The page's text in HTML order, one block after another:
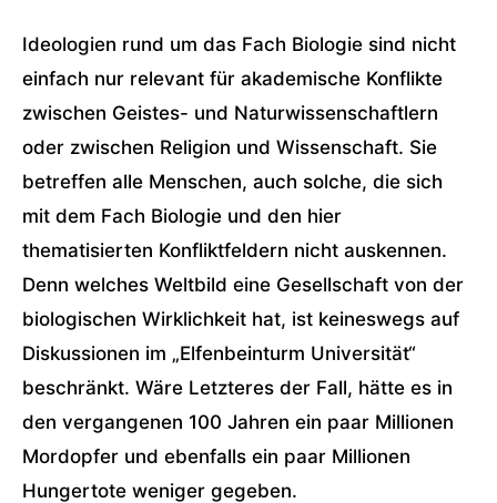
Ideologien rund um das Fach Biologie sind nicht
einfach nur relevant für akademische Konflikte
zwischen Geistes- und Naturwissenschaftlern
oder zwischen Religion und Wissenschaft. Sie
betreffen alle Menschen, auch solche, die sich
mit dem Fach Biologie und den hier
thematisierten Konfliktfeldern nicht auskennen.
Denn welches Weltbild eine Gesellschaft von der
biologischen Wirklichkeit hat, ist keineswegs auf
Diskussionen im „Elfenbeinturm Universität“
beschränkt. Wäre Letzteres der Fall, hätte es in
den vergangenen 100 Jahren ein paar Millionen
Mordopfer und ebenfalls ein paar Millionen
Hungertote weniger gegeben.